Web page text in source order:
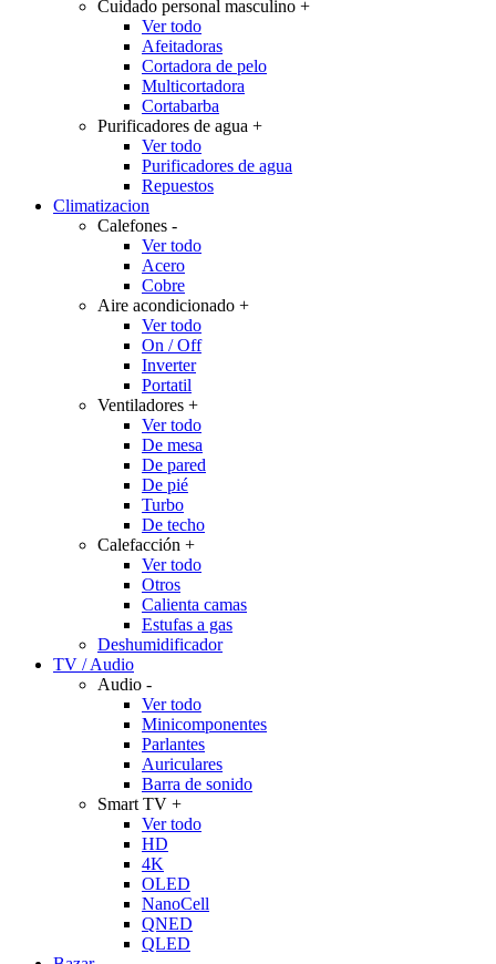
Cuidado personal masculino +
Ver todo
Afeitadoras
Cortadora de pelo
Multicortadora
Cortabarba
Purificadores de agua +
Ver todo
Purificadores de agua
Repuestos
Climatizacion
Calefones -
Ver todo
Acero
Cobre
Aire acondicionado +
Ver todo
On / Off
Inverter
Portatil
Ventiladores +
Ver todo
De mesa
De pared
De pié
Turbo
De techo
Calefacción +
Ver todo
Otros
Calienta camas
Estufas a gas
Deshumidificador
TV / Audio
Audio -
Ver todo
Minicomponentes
Parlantes
Auriculares
Barra de sonido
Smart TV +
Ver todo
HD
4K
OLED
NanoCell
QNED
QLED